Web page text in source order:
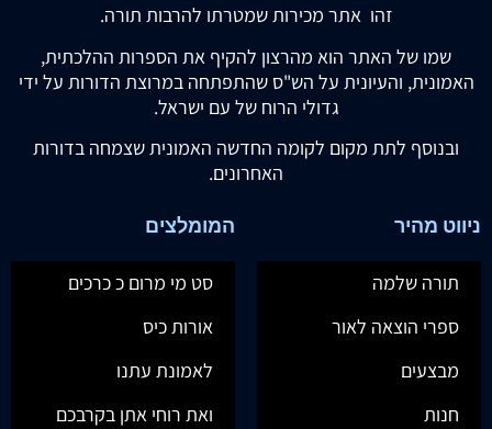
זהו אתר מכירות שמטרתו להרבות תורה.
שמו של האתר הוא מהרצון להקיף את הספרות ההלכתית,
האמונית, והעיונית על הש"ס שהתפתחה במרוצת הדורות על ידי
גדולי הרוח של עם ישראל.
ובנוסף לתת מקום לקומה החדשה האמונית שצמחה בדורות
האחרונים.
ניווט מהיר
תורה שלמה
ספרי הוצאה לאור
מבצעים
חנות
המומלצים
סט מי מרום כ כרכים
אורות כיס
לאמונת עתנו
ואת רוחי אתן בקרבכם